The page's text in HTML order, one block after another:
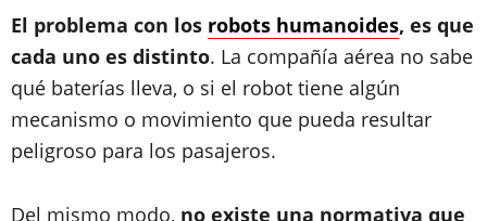
El problema con los robots humanoides, es que
cada uno es distinto. La compañía aérea no sabe
qué baterías lleva, o si el robot tiene algún
mecanismo o movimiento que pueda resultar
peligroso para los pasajeros.
Del mismo modo, no existe una normativa que